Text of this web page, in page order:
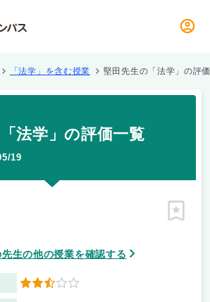
「法学」を含む授業 堅田先生の「法学」の評
法学」の評価一覧
19
先生の他の授業を確認する
2.5
ピン留